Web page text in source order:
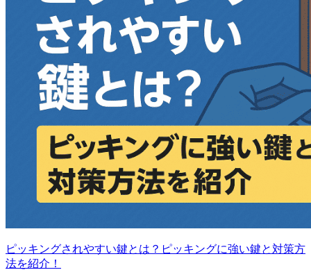
ピッキングされやすい鍵とは？ピッキングに強い鍵と対策方
法を紹介！